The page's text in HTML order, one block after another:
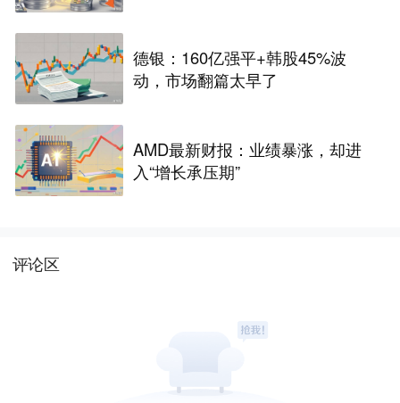
德银：160亿强平+韩股45%波
动，市场翻篇太早了
AMD最新财报：业绩暴涨，却进
入“增长承压期”
评论区